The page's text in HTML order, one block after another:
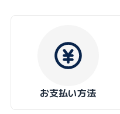
お支払い方法